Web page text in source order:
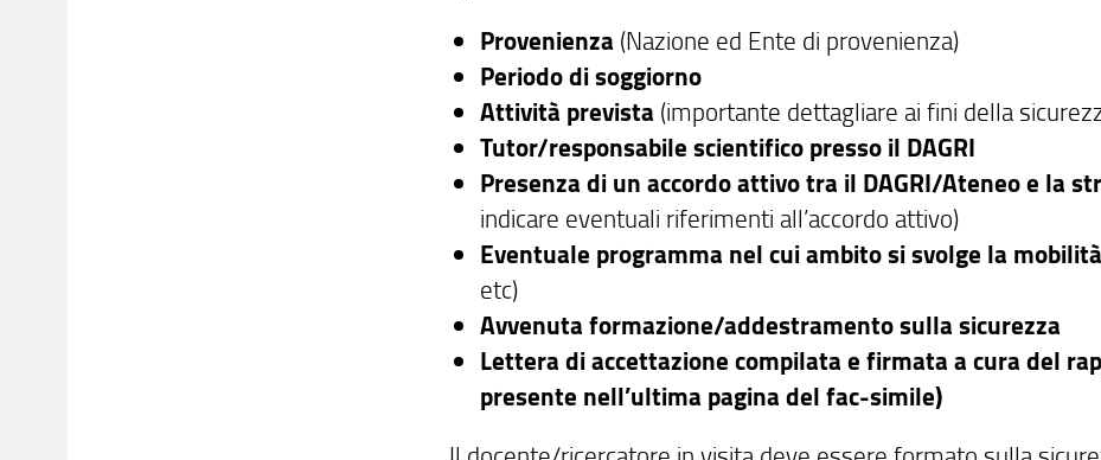
Provenienza (Nazione ed Ente di provenienza)
Periodo di soggiorno
Attività prevista (importante dettagliare ai fini della
Tutor/responsabile scientifico presso il DAGRI
Presenza di un accordo attivo tra il DAGRI/Ateneo e la
indicare eventuali riferimenti all’accordo attivo)
Eventuale programma nel cui ambito si svolge la mobilità
etc)
Avvenuta formazione/addestramento sulla sicurezza
Lettera di accettazione compilata e firmata a cura del
presente nell’ultima pagina del fac-simile)